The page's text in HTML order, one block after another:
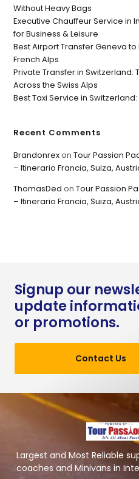
Without Heavy Bags
Executive Chauffeur Service in
for Business & Leisure
Best Airport Transfer Geneva
French Alps
Private Transfer in Switzerland:
Across the Swiss Alps
Best Taxi Service in
Recent Comments
BrandonrexonTour Passion
– Itinerario Francia, Suiza,
ThomasDed onTour Passion
– Itinerario Francia, Suiza,
Signup our
update
or promotions.
Contact Us
Largest and Most Reliable
coaches and Minivans in